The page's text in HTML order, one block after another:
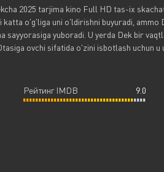
2025 tarjima kino Full HD tas-ix
o'g'liga uni o'ldirishni buyuradi,
sayyorasiga yuboradi. U yerda Dek bir
ovchi sifatida o'zini isbotlash uchun
Рейтинг IMDB 9.0